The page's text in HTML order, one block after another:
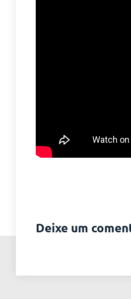
Deixe um